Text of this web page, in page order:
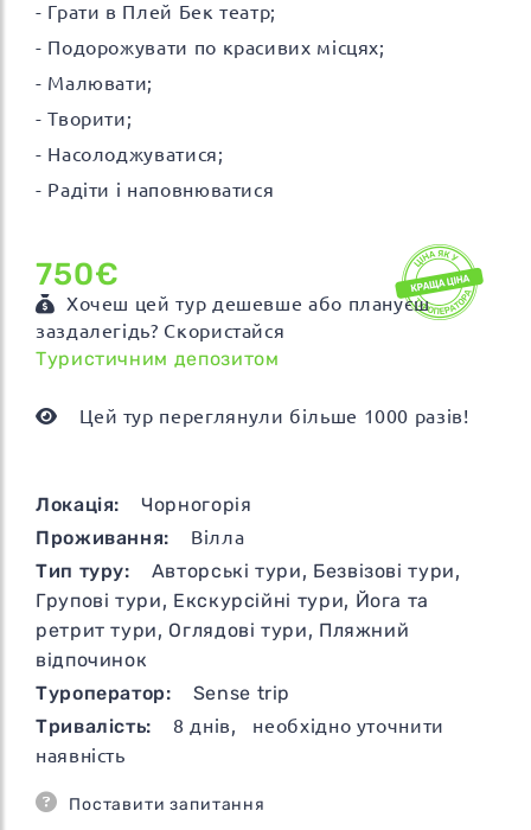
- Грати в Плей Бек театр;
- Подорожувати по красивих місцях;
- Малювати;
- Творити;
- Насолоджуватися;
- Радіти і наповнюватися
750€
Хочеш цей тур дешевше або плануєш
заздалегідь? Скористайся
Туристичним депозитом
Цей тур переглянули більше 1000 разів!
Локація:
Чорногорія
Проживання:
Вілла
Тип туру: Авторські тури, Безвізові тури,
Групові тури, Екскурсійні тури, Йога та
ретрит тури, Оглядові тури, Пляжний
відпочинок
Туроператор:
Sense trip
Тривалість:
8 днів, необхідно уточнити
наявність
Поставити запитання